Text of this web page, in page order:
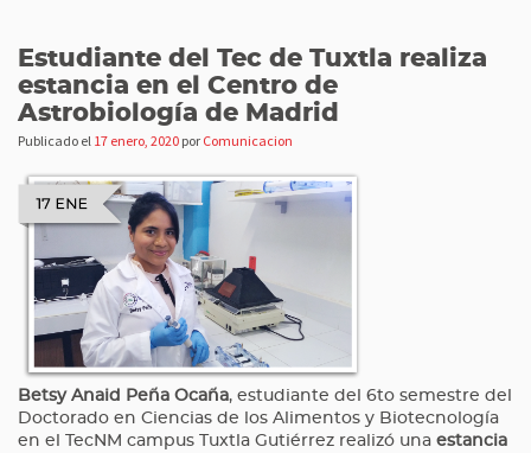
Estudiante del Tec de Tuxtla realiza
estancia en el Centro de
Astrobiología de Madrid
Publicado el 17 enero, 2020 por Comunicacion
Betsy Anaid Peña Ocaña, estudiante del 6to semestre del
Doctorado en Ciencias de los Alimentos y Biotecnología
en el TecNM campus Tuxtla Gutiérrez realizó una estancia